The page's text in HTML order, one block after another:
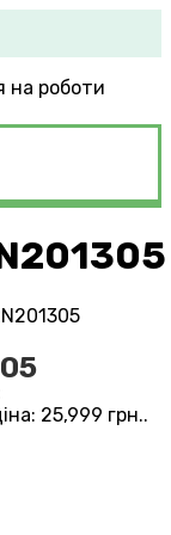
на роботи
25,999 грн..